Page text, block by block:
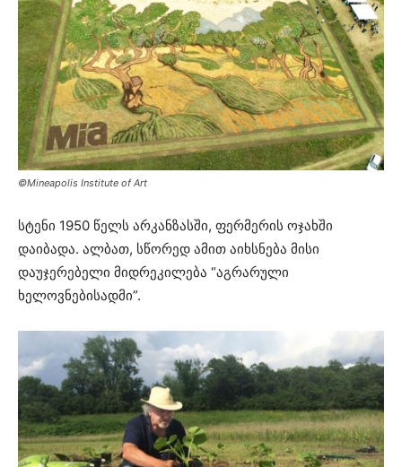
©Mineapolis Institute of Art
სტენი 1950 წელს არკანზასში, ფერმერის ოჯახში
დაიბადა. ალბათ, სწორედ ამით აიხსნება მისი
დაუჯერებელი მიდრეკილება “აგრარული
ხელოვნებისადმი”.